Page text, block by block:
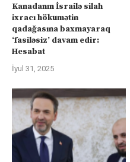
Kanadanın İsrailə silah
ixracı hökumətin
qadağasına baxmayaraq
‘fasiləsiz’ davam edir:
Hesabat
İyul 31, 2025